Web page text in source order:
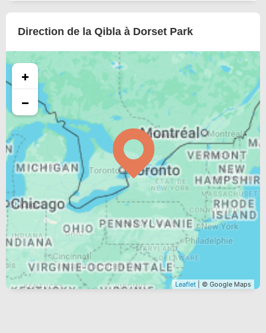
Direction de la Qibla à Dorset Park
+
−
Leaflet | © Google Maps